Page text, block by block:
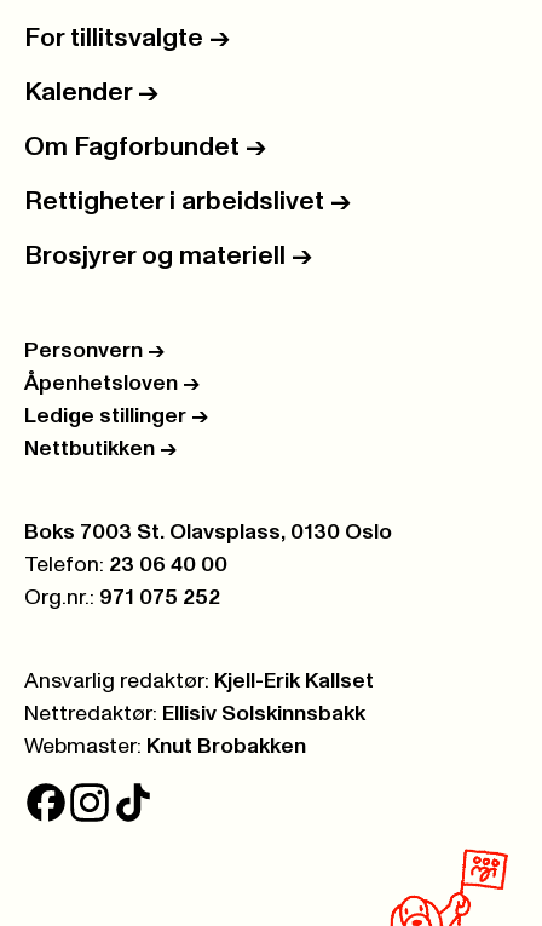
For tillitsvalgte ->
Kalender ->
Om Fagforbundet ->
Rettigheter i arbeidslivet ->
Brosjyrer og materiell ->
Personvern ->
Åpenhetsloven ->
Ledige stillinger ->
Nettbutikken ->
Postboks:
Boks 7003 St. Olavsplass, 0130 Oslo
Telefon: 23 06 40 00
Org.nr.: 971 075 252
Ansvarlig redaktør: Kjell-Erik Kallset
Nettredaktør: Ellisiv Solskinnsbakk
Webmaster: Knut Brobakken